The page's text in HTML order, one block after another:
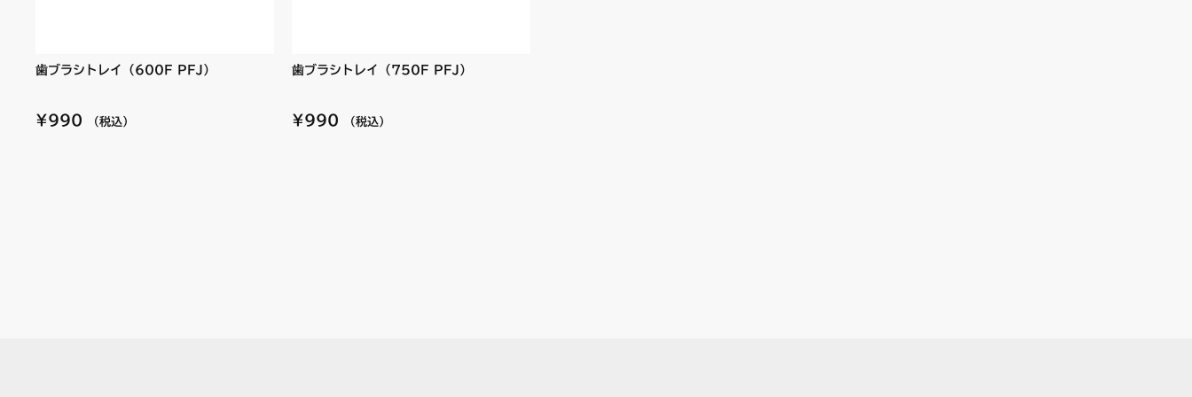
歯ブラシトレイ（600F PFJ）
¥990 （税込）
歯ブラシトレイ（750F PFJ）
¥990 （税込）